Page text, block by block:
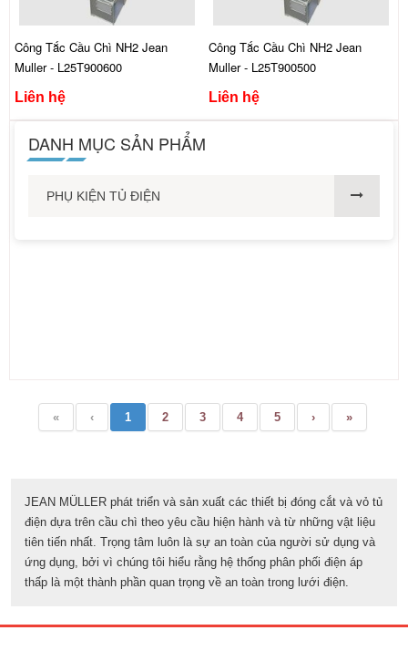
Công Tắc Cầu Chì NH2 Jean
Muller - L25T900600
Liên hệ
Công Tắc Cầu Chì NH2 Jean
Muller - L25T900500
Liên hệ
DANH MỤC SẢN PHẨM
PHỤ KIỆN TỦ ĐIỆN
« ‹ 1 2 3 4 5 › »
JEAN MÜLLER phát triển và sản xuất các thiết bị đóng cắt và vỏ tủ
điện dựa trên cầu chì theo yêu cầu hiện hành và từ những vật liệu
tiên tiến nhất. Trọng tâm luôn là sự an toàn của người sử dụng và
ứng dụng, bởi vì chúng tôi hiểu rằng hệ thống phân phối điện áp
thấp là một thành phần quan trọng về an toàn trong lưới điện.